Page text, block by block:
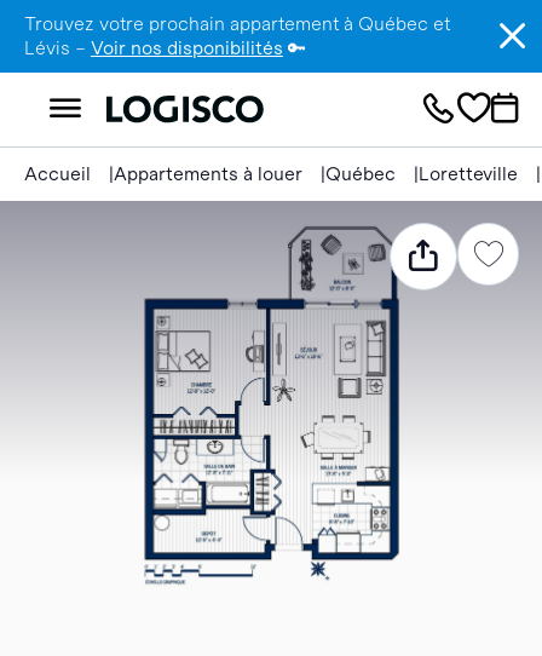
Trouvez votre prochain appartement à Québec et
Lévis – Voir nos disponibilités 🔑
Accueil Appartements à louer Québec Loretteville